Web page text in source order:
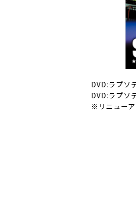
DVD:ラプソ
DVD:ラプソ
※リニュー